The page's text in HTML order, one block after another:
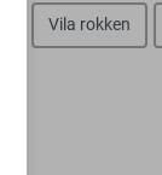
Vila rokken